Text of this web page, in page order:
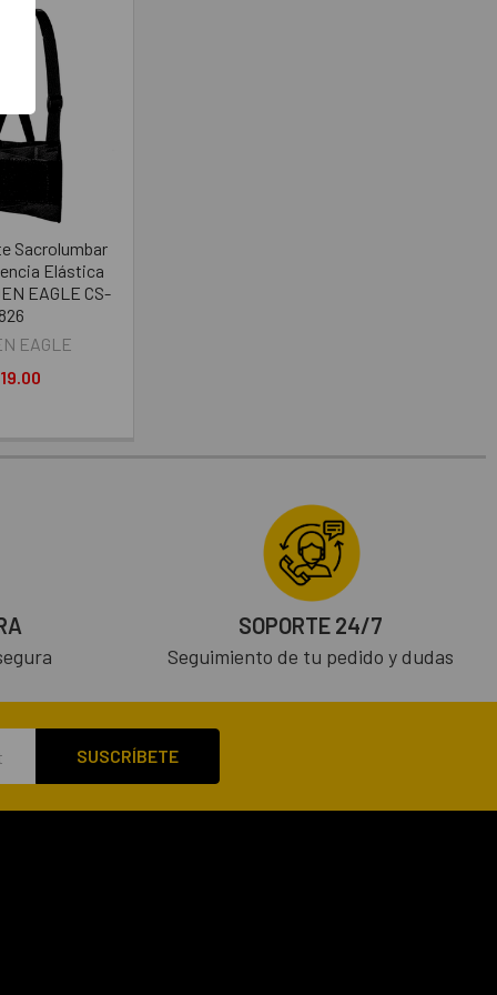
Sacrolumbar
Elástica
EAGLE CS-
826
EAGLE
SOPORTE 24/7
Seguimiento de tu pedido y dudas